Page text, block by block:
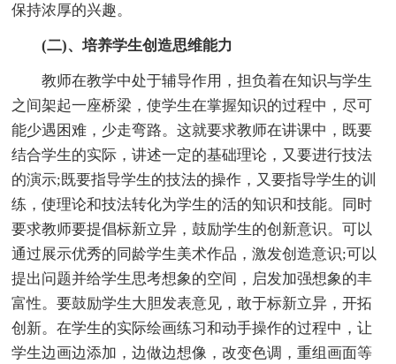
保持浓厚的兴趣。
(二)、培养学生创造思维能力
教师在教学中处于辅导作用，担负着在知识与学生
之间架起一座桥梁，使学生在掌握知识的过程中，尽可
能少遇困难，少走弯路。这就要求教师在讲课中，既要
结合学生的实际，讲述一定的基础理论，又要进行技法
的演示;既要指导学生的技法的操作，又要指导学生的训
练，使理论和技法转化为学生的活的知识和技能。同时
要求教师要提倡标新立异，鼓励学生的创新意识。可以
通过展示优秀的同龄学生美术作品，激发创造意识;可以
提出问题并给学生思考想象的空间，启发加强想象的丰
富性。要鼓励学生大胆发表意见，敢于标新立异，开拓
创新。在学生的实际绘画练习和动手操作的过程中，让
学生边画边添加，边做边想像，改变色调，重组画面等